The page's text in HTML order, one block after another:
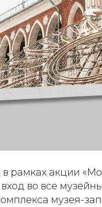
в рамках акции
во все
музея-